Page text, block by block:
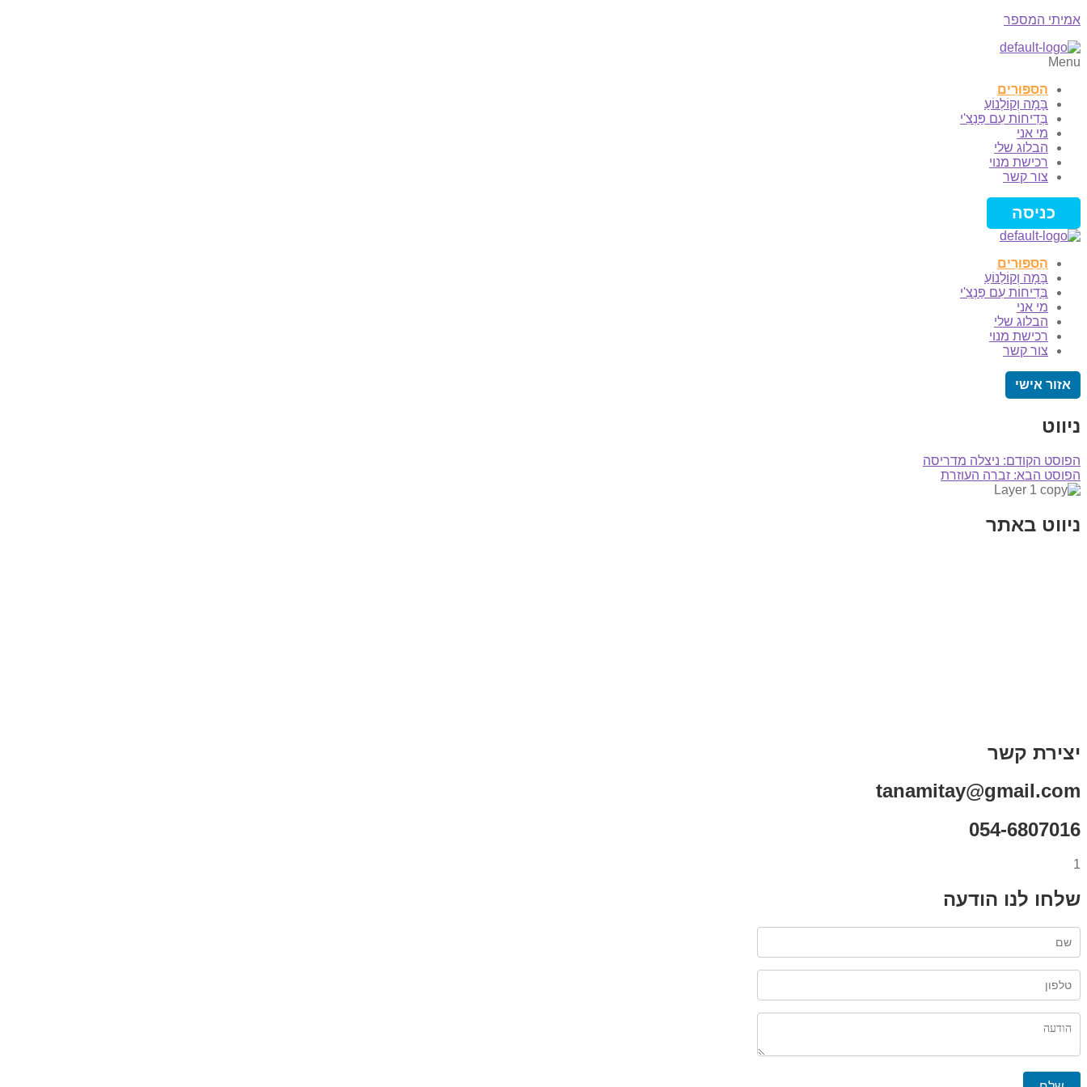
אמיתי המספר
Menu
הַסִּפּוּרִים
בָּמָה וְקוֹלְנוֹעַ
בְּדִיחוֹת עִם פַּנְצִ'י
מי אני
הבלוג שלי
רכישת מנוי
צור קשר
כניסה
הַסִּפּוּרִים
בָּמָה וְקוֹלְנוֹעַ
בְּדִיחוֹת עִם פַּנְצִ'י
מי אני
הבלוג שלי
רכישת מנוי
צור קשר
אזור אישי
ניווט
הפוסט הקודם: ניצלה מדריסה
הפוסט הבא: זברה העוזרת
ניווט באתר
יצירת קשר
tanamitay@gmail.com
054-6807016
1
שלחו לנו הודעה